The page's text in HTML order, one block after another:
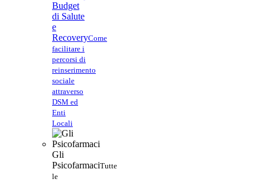
Budget
di Salute
e
RecoveryCome
facilitare i
percorsi di
reinserimento
sociale
attraverso
DSM ed
Enti
Locali
Gli
PsicofarmaciTutte
le